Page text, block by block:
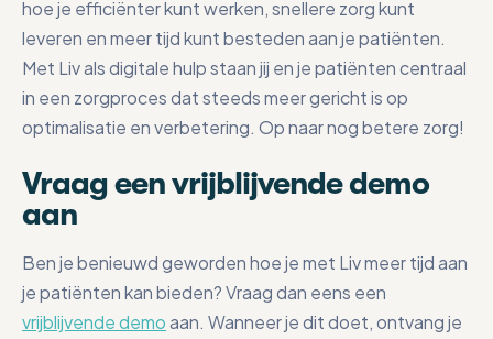
hoe je efficiënter kunt werken, snellere zorg kunt
leveren en meer tijd kunt besteden aan je patiënten.
Met Liv als digitale hulp staan jij en je patiënten centraal
in een zorgproces dat steeds meer gericht is op
optimalisatie en verbetering. Op naar nog betere zorg!
Vraag een vrijblijvende demo
aan
Ben je benieuwd geworden hoe je met Liv meer tijd aan
je patiënten kan bieden? Vraag dan eens een
vrijblijvende demoaan. Wanneer je dit doet, ontvang je